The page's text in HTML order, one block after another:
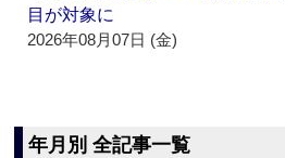
目が対象に
2026年08月07日 (金)
年月別 全記事一覧